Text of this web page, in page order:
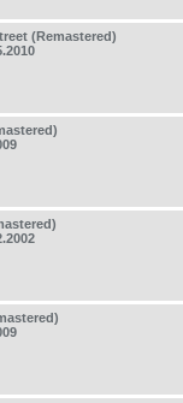
(Remastered)